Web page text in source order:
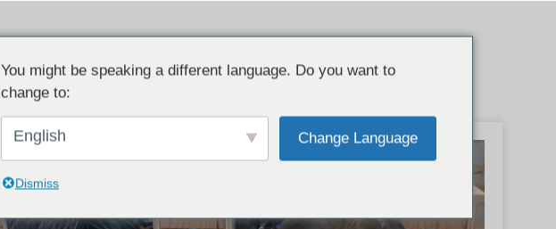
You might be speaking a different language. Do you want to
change to:
English Change Language
Dismiss